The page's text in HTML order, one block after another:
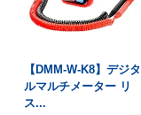
【DMM-W-K8】デジタ
ルマルチメーター リ
ス...